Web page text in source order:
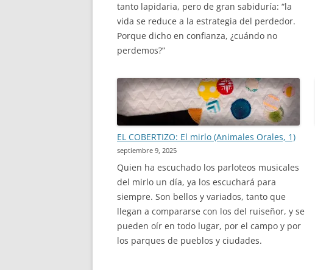
tanto lapidaria, pero de gran sabiduría: “la
vida se reduce a la estrategia del perdedor.
Porque dicho en confianza, ¿cuándo no
perdemos?”
EL COBERTIZO: El mirlo (Animales Orales, 1)
septiembre 9, 2025
Quien ha escuchado los parloteos musicales
del mirlo un día, ya los escuchará para
siempre. Son bellos y variados, tanto que
llegan a compararse con los del ruiseñor, y se
pueden oír en todo lugar, por el campo y por
los parques de pueblos y ciudades.